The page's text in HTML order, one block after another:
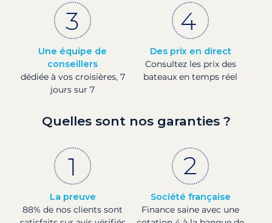
Une équipe de
conseillers
dédiée à vos croisières, 7
jours sur 7
Des prix en direct
Consultez les prix des
bateaux en temps réel
Quelles sont nos garanties ?
La preuve
88% de nos clients sont
Société française
Finance saine avec une